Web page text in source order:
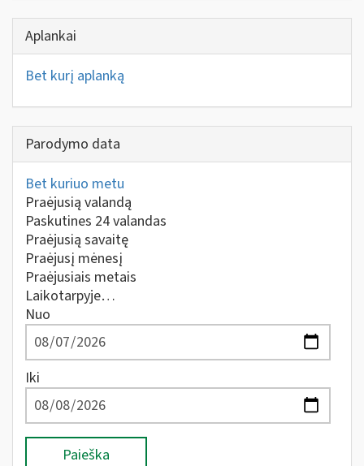
Aplankai
Bet kurį aplanką
Parodymo data
Bet kuriuo metu
Praėjusią valandą
Paskutines 24 valandas
Praėjusią savaitę
Praėjusį mėnesį
Praėjusiais metais
Laikotarpyje…
Nuo
Iki
Paieška